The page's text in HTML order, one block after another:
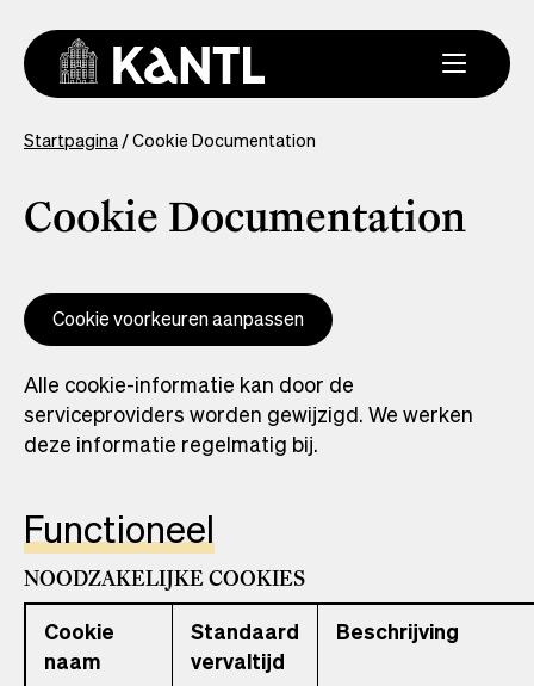
naar
inhoud
You
here
Startpagina Cookie Documentation
Cookie Documentation
Cookie voorkeuren aanpassen
Alle cookie-informatie kan door de
serviceproviders worden gewijzigd. We werken
deze informatie regelmatig bij.
Functioneel
NOODZAKELIJKE COOKIES
Cookie
naam
Standaard
vervaltijd
Beschrijving